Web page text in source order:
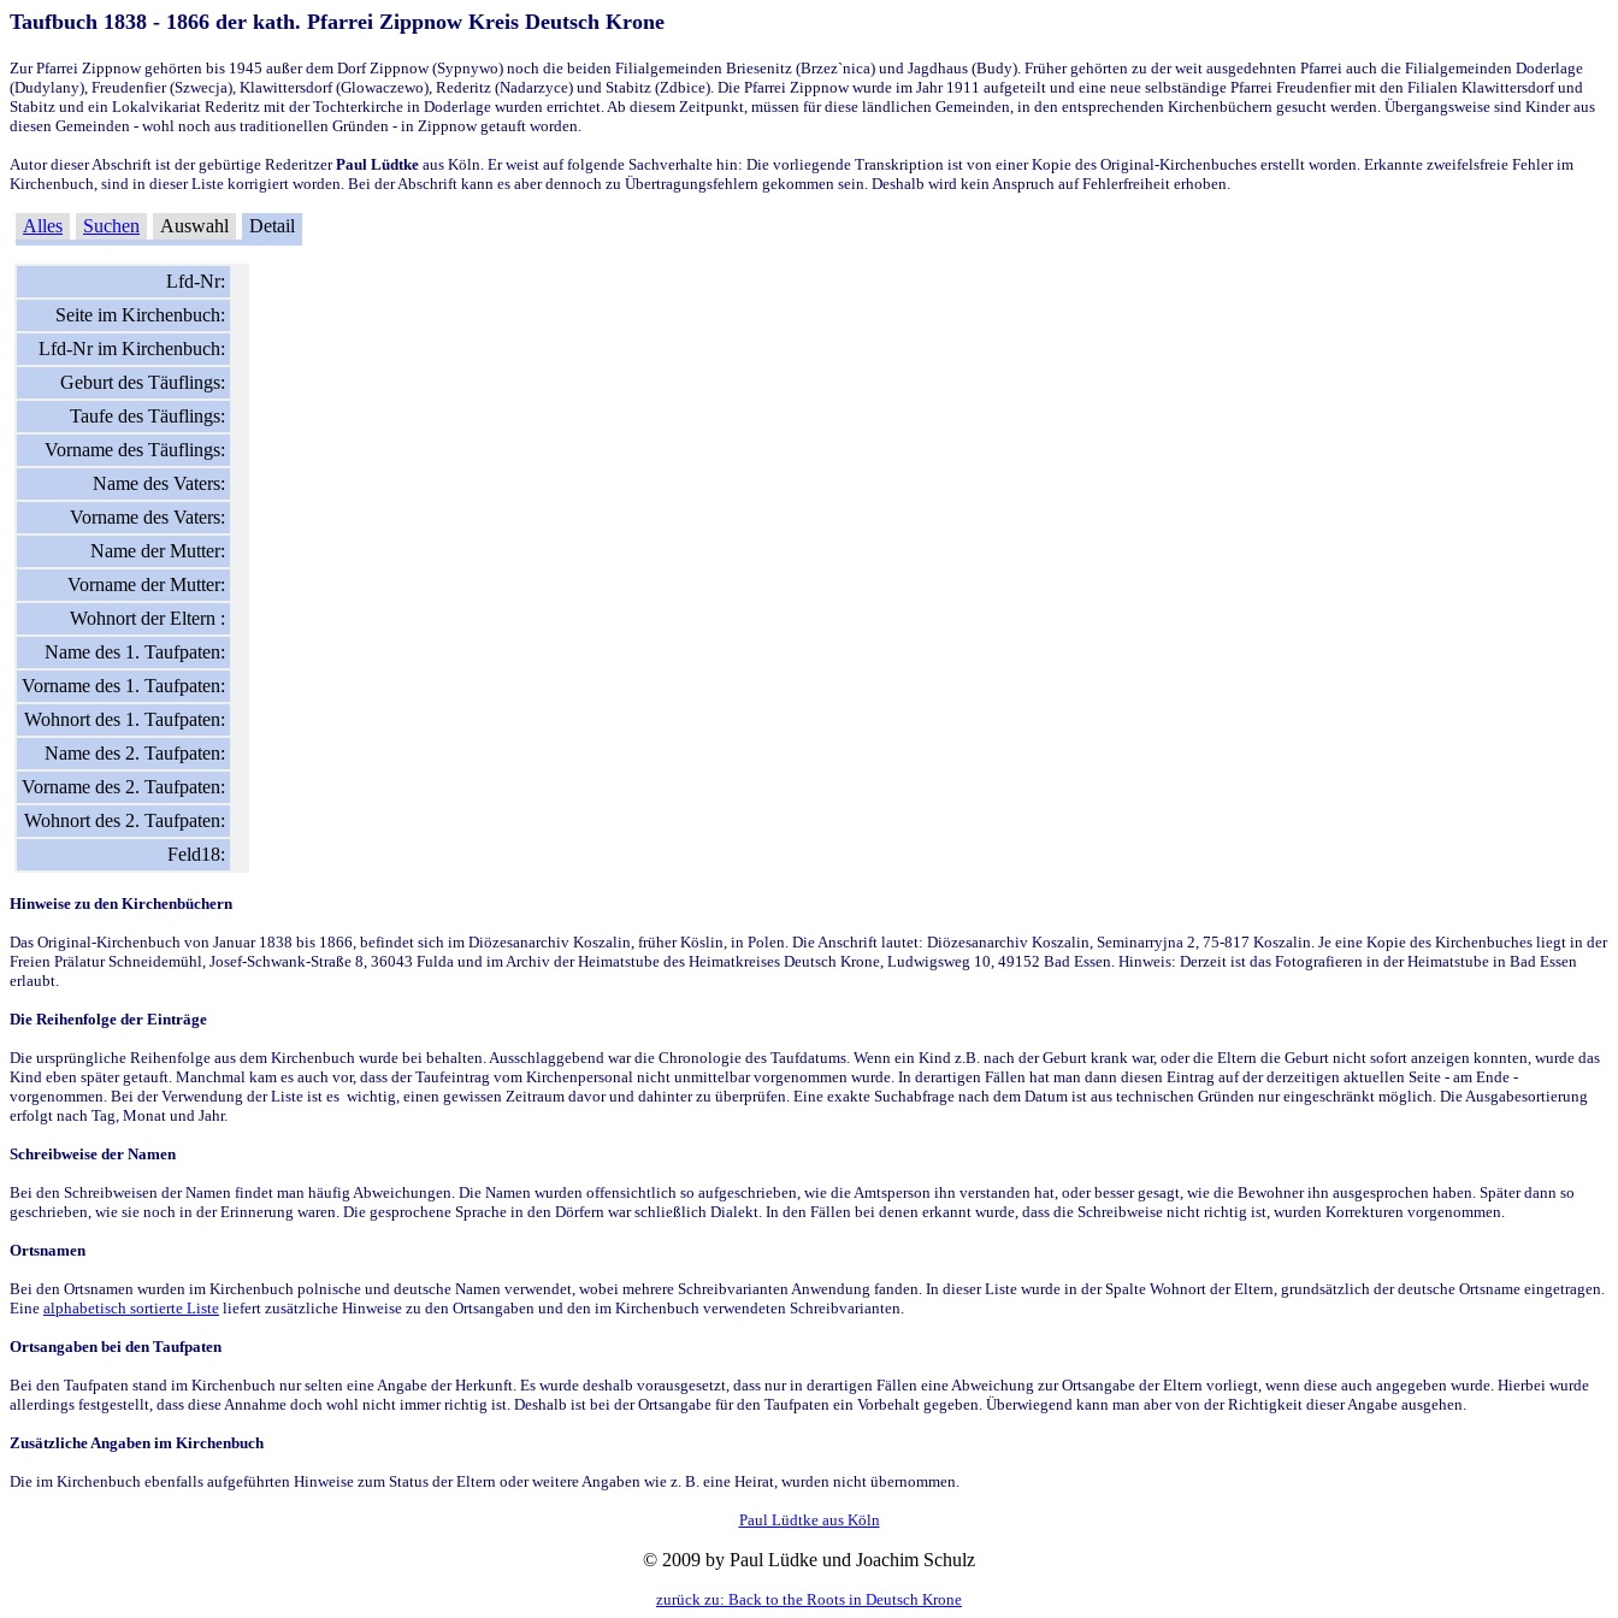
Taufbuch 1838 - 1866 der kath. Pfarrei Zippnow Kreis Deutsch Krone
Zur Pfarrei Zippnow gehörten bis 1945 außer dem Dorf Zippnow (Sypnywo) noch die beiden Filialgemeinden Briesenitz (Brzez`nica) und Jagdhaus (Budy). Früher gehörten zu der weit ausgedehnten Pfarrei auch die Filialgemeinden Doderlage
(Dudylany), Freudenfier (Szwecja), Klawittersdorf (Glowaczewo), Rederitz (Nadarzyce) und Stabitz (Zdbice). Die Pfarrei Zippnow wurde im Jahr 1911 aufgeteilt und eine neue selbständige Pfarrei Freudenfier mit den Filialen Klawittersdorf und
Stabitz und ein Lokalvikariat Rederitz mit der Tochterkirche in Doderlage wurden errichtet. Ab diesem Zeitpunkt, müssen für diese ländlichen Gemeinden, in den entsprechenden Kirchenbüchern gesucht werden. Übergangsweise sind Kinder aus
diesen Gemeinden - wohl noch aus traditionellen Gründen - in Zippnow getauft worden.
Autor dieser Abschrift ist der gebürtige RederitzerPaul Lüdtke aus Köln. Er weist auf folgende Sachverhalte hin: Die vorliegende Transkription ist von einer Kopie des Original-Kirchenbuches erstellt worden. Erkannte zweifelsfreie Fehler im
Kirchenbuch, sind in dieser Liste korrigiert worden. Bei der Abschrift kann es aber dennoch zu Übertragungsfehlern gekommen sein. Deshalb wird kein Anspruch auf Fehlerfreiheit erhoben.
Alles Suchen Auswahl Detail
Lfd-Nr:
Seite im Kirchenbuch:
Lfd-Nr im Kirchenbuch:
Geburt des Täuflings:
Taufe des Täuflings:
Vorname des Täuflings:
Name des Vaters:
Vorname des Vaters:
Name der Mutter:
Vorname der Mutter:
Wohnort der Eltern :
Name des 1. Taufpaten:
Vorname des 1. Taufpaten:
Wohnort des 1. Taufpaten:
Name des 2. Taufpaten:
Vorname des 2. Taufpaten:
Wohnort des 2. Taufpaten:
Feld18:
Hinweise zu den Kirchenbüchern
Das Original-Kirchenbuch von Januar 1838 bis 1866, befindet sich im Diözesanarchiv Koszalin, früher Köslin, in Polen. Die Anschrift lautet: Diözesanarchiv Koszalin, Seminarryjna 2, 75-817 Koszalin. Je eine Kopie des Kirchenbuches liegt in der
Freien Prälatur Schneidemühl, Josef-Schwank-Straße 8, 36043 Fulda und im Archiv der Heimatstube des Heimatkreises Deutsch Krone, Ludwigsweg 10, 49152 Bad Essen. Hinweis: Derzeit ist das Fotografieren in der Heimatstube in Bad Essen
erlaubt.
Die Reihenfolge der Einträge
Die ursprüngliche Reihenfolge aus dem Kirchenbuch wurde bei behalten. Ausschlaggebend war die Chronologie des Taufdatums. Wenn ein Kind z.B. nach der Geburt krank war, oder die Eltern die Geburt nicht sofort anzeigen konnten, wurde das
Kind eben später getauft. Manchmal kam es auch vor, dass der Taufeintrag vom Kirchenpersonal nicht unmittelbar vorgenommen wurde. In derartigen Fällen hat man dann diesen Eintrag auf der derzeitigen aktuellen Seite - am Ende -
vorgenommen. Bei der Verwendung der Liste ist es wichtig, einen gewissen Zeitraum davor und dahinter zu überprüfen. Eine exakte Suchabfrage nach dem Datum ist aus technischen Gründen nur eingeschränkt möglich. Die Ausgabesortierung
erfolgt nach Tag, Monat und Jahr.
Schreibweise der Namen
Bei den Schreibweisen der Namen findet man häufig Abweichungen. Die Namen wurden offensichtlich so aufgeschrieben, wie die Amtsperson ihn verstanden hat, oder besser gesagt, wie die Bewohner ihn ausgesprochen haben. Später dann so
geschrieben, wie sie noch in der Erinnerung waren. Die gesprochene Sprache in den Dörfern war schließlich Dialekt. In den Fällen bei denen erkannt wurde, dass die Schreibweise nicht richtig ist, wurden Korrekturen vorgenommen.
Ortsnamen
Bei den Ortsnamen wurden im Kirchenbuch polnische und deutsche Namen verwendet, wobei mehrere Schreibvarianten Anwendung fanden. In dieser Liste wurde in der Spalte Wohnort der Eltern, grundsätzlich der deutsche Ortsname eingetragen.
Eine alphabetisch sortierte Liste liefert zusätzliche Hinweise zu den Ortsangaben und den im Kirchenbuch verwendeten Schreibvarianten.
Ortsangaben bei den Taufpaten
Bei den Taufpaten stand im Kirchenbuch nur selten eine Angabe der Herkunft. Es wurde deshalb vorausgesetzt, dass nur in derartigen Fällen eine Abweichung zur Ortsangabe der Eltern vorliegt, wenn diese auch angegeben wurde. Hierbei wurde
allerdings festgestellt, dass diese Annahme doch wohl nicht immer richtig ist. Deshalb ist bei der Ortsangabe für den Taufpaten ein Vorbehalt gegeben. Überwiegend kann man aber von der Richtigkeit dieser Angabe ausgehen.
Zusätzliche Angaben im Kirchenbuch
Die im Kirchenbuch ebenfalls aufgeführten Hinweise zum Status der Eltern oder weitere Angaben wie z. B. eine Heirat, wurden nicht übernommen.
Paul Lüdtke aus Köln
© 2009 by Paul Lüdke und Joachim Schulz
zurück zu: Back to the Roots in Deutsch Krone